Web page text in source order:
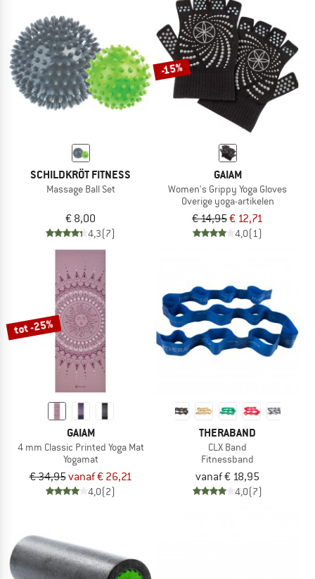
SCHILDKRÖT FITNESS
Massage Ball Set
€ 8,00
4,3(7)
-15%
GAIAM
Women's Grippy Yoga Gloves
Overige yoga-artikelen
€ 14,95€ 12,71
4,0(1)
tot -25%
GAIAM
4 mm Classic Printed Yoga Mat
Yogamat
€ 34,95vanaf € 26,21
4,0(2)
THERABAND
CLX Band
Fitnessband
vanaf € 18,95
4,0(7)